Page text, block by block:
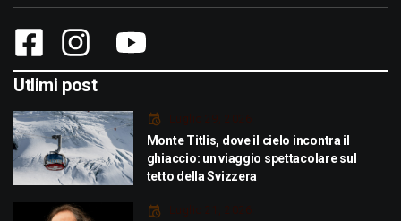
Utlimi post
Luglio 29, 2026
Monte Titlis, dove il cielo incontra il
ghiaccio: un viaggio spettacolare sul
tetto della Svizzera
Luglio 21, 2026